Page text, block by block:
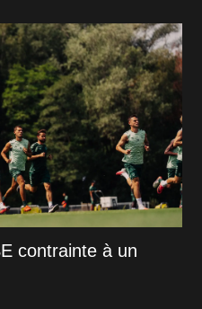
contrainte à un